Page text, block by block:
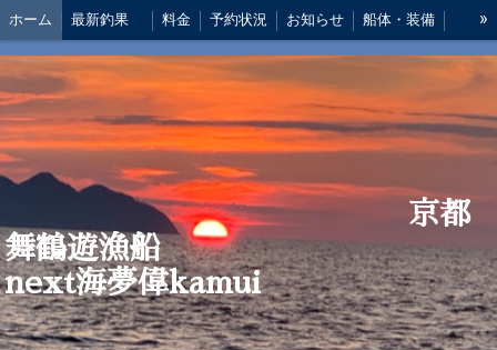
ホーム 最新釣果 料金 予約状況 お知らせ 船体・装備
船長 あいさつ アクセス 仕掛け
»
京都
舞鶴遊漁船
next海夢偉kamui